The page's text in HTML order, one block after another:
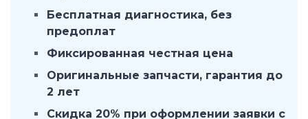
Бесплатная диагностика, без
предоплат
Фиксированная честная цена
Оригинальные запчасти, гарантия до
2 лет
Скидка 20% при оформлении заявки с